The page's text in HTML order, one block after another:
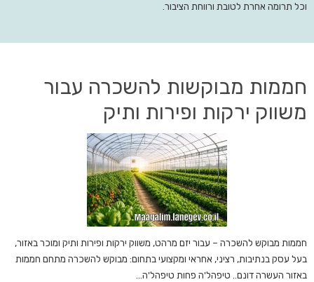
וכל תרומה אחרת לטובת ורווחת הציבור.
חממות מבוקשות להשכרה עבור
משווק ירקות ופירות ותיק
חממות מבוקש להשכרה – עבור יזם מרהט, משווק ירקות ופירות ותיק ומוכר באזור,
בעל עסק בנתיבות, רציני, אחראי ומקצועי בתחום: מבוקש להשכרה מתחם חממות
באזור העשרה דונם.. טיפהל'ה פחות טיפהל'ה…